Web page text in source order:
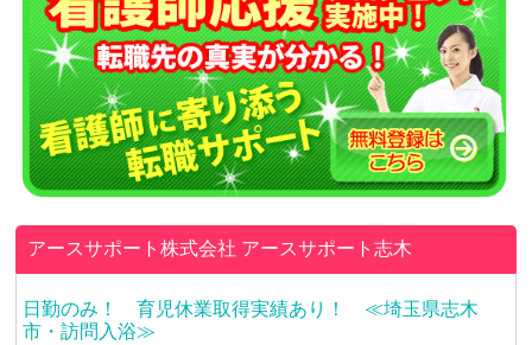
アースサポート株式会社 アースサポート志木
日勤のみ！ 育児休業取得実績あり！ ≪埼玉県志木
市・訪問入浴≫